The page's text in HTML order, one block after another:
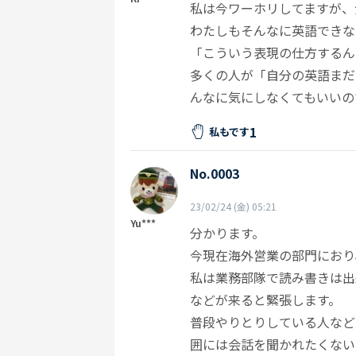
私は今ワーホリしてますが
わたしもそんなに英語でき
「こういう表現の仕方する
多くの人が「自分の英語ま
んなに気にしなくてもいい
私もです1
Yu***
No.0003
23/02/24 (金) 05:21
分かります。
今現在海外営業の部門にお
私は業務部隊で読み書きは
などが来ると緊張します。
普段やりとりしている人な
囲には会話を聞かれたくな